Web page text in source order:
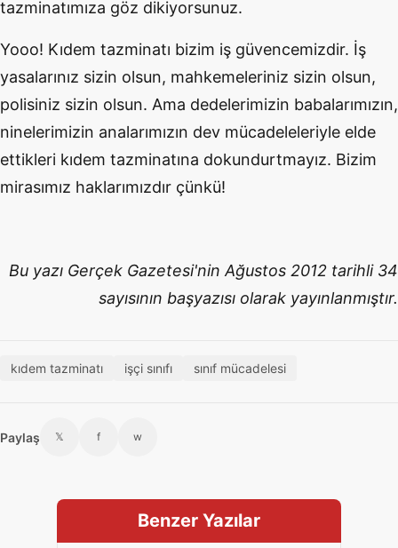
tazminatımıza göz dikiyorsunuz.
Yooo! Kıdem tazminatı bizim iş güvencemizdir. İş
yasalarınız sizin olsun, mahkemeleriniz sizin olsun,
polisiniz sizin olsun. Ama dedelerimizin babalarımızın,
ninelerimizin analarımızın dev mücadeleleriyle elde
ettikleri kıdem tazminatına dokundurtmayız. Bizim
mirasımız haklarımızdır çünkü!
Bu yazı Gerçek Gazetesi'nin Ağustos 2012 tarihli 34
sayısının başyazısı olarak yayınlanmıştır.
kıdem tazminatı işçi sınıfı sınıf mücadelesi
Paylaş 𝕏 f w
Benzer Yazılar